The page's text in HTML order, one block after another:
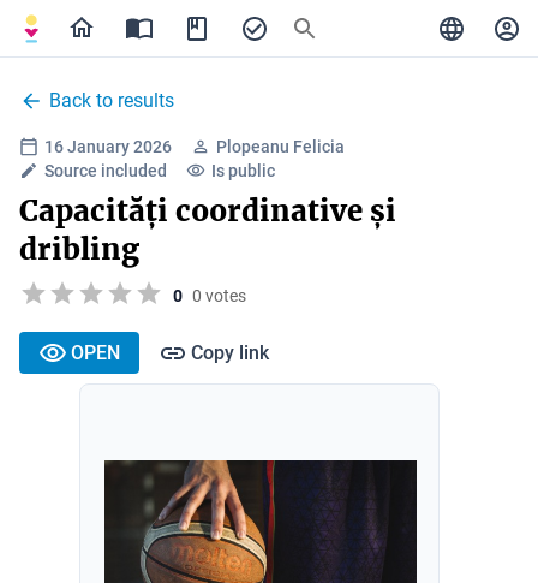
Back to results
16 January 2026
Plopeanu Felicia
Source included
Is public
Capacități coordinative și
dribling
0 0 votes
OPEN Copy link